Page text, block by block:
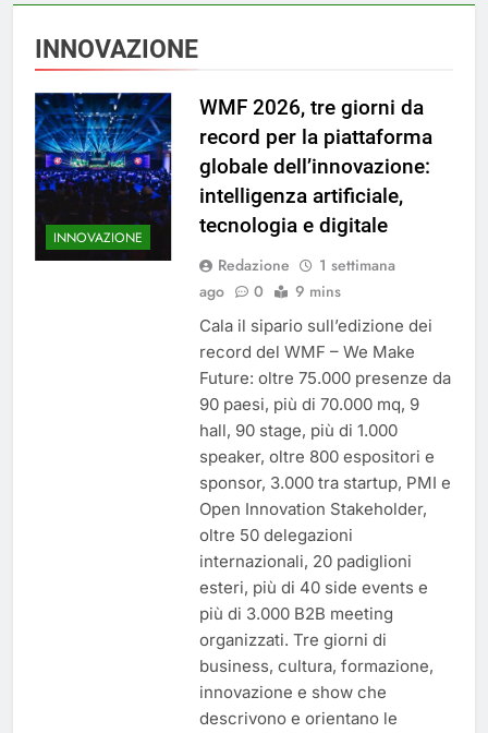
INNOVAZIONE
INNOVAZIONE
WMF 2026, tre giorni da
record per la piattaforma
globale dell’innovazione:
intelligenza artificiale,
tecnologia e digitale
Redazione
1 settimana
ago
0 9 mins
Cala il sipario sull’edizione dei
record del WMF – We Make
Future: oltre 75.000 presenze da
90 paesi, più di 70.000 mq, 9
hall, 90 stage, più di 1.000
speaker, oltre 800 espositori e
sponsor, 3.000 tra startup, PMI e
Open Innovation Stakeholder,
oltre 50 delegazioni
internazionali, 20 padiglioni
esteri, più di 40 side events e
più di 3.000 B2B meeting
organizzati. Tre giorni di
business, cultura, formazione,
innovazione e show che
descrivono e orientano le